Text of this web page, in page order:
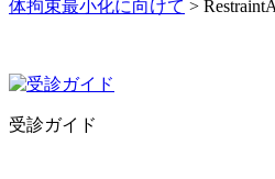
体拘束最小化に向けて >
受診ガイド